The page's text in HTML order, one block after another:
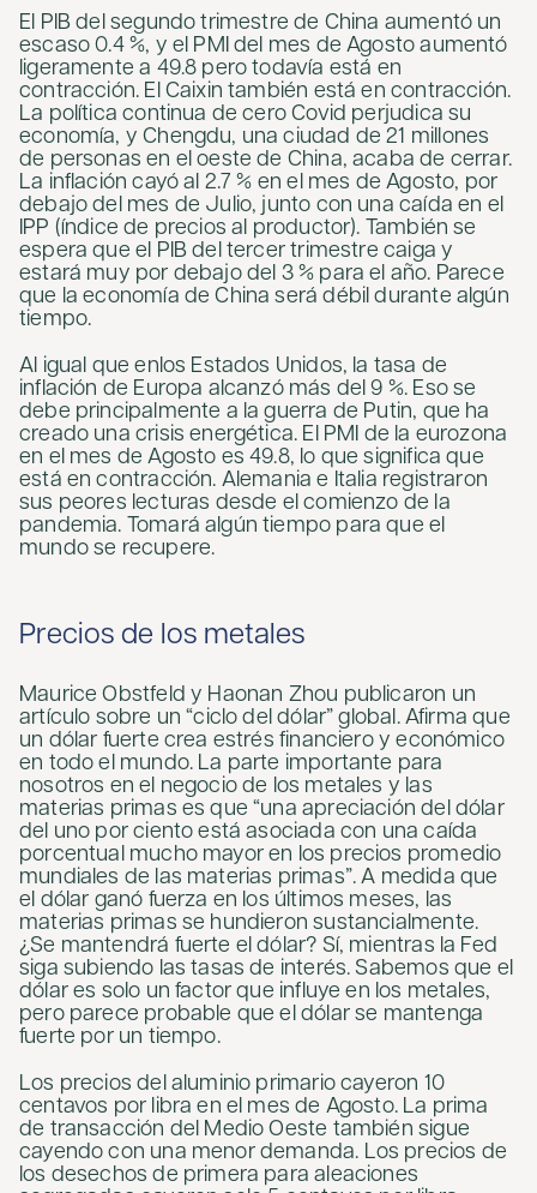
El PIB del segundo trimestre de China aumentó un
escaso 0.4 %, y el PMI del mes de Agosto aumentó
ligeramente a 49.8 pero todavía está en
contracción. El Caixin también está en contracción.
La política continua de cero Covid perjudica su
economía, y Chengdu, una ciudad de 21 millones
de personas en el oeste de China, acaba de cerrar.
La inflación cayó al 2.7 % en el mes de Agosto, por
debajo del mes de Julio, junto con una caída en el
IPP (índice de precios al productor). También se
espera que el PIB del tercer trimestre caiga y
estará muy por debajo del 3 % para el año. Parece
que la economía de China será débil durante algún
tiempo.
Al igual que enlos Estados Unidos, la tasa de
inflación de Europa alcanzó más del 9 %. Eso se
debe principalmente a la guerra de Putin, que ha
creado una crisis energética. El PMI de la eurozona
en el mes de Agosto es 49.8, lo que significa que
está en contracción. Alemania e Italia registraron
sus peores lecturas desde el comienzo de la
pandemia. Tomará algún tiempo para que el
mundo se recupere.
Precios de los metales
Maurice Obstfeld y Haonan Zhou publicaron un
artículo sobre un “ciclo del dólar” global. Afirma que
un dólar fuerte crea estrés financiero y económico
en todo el mundo. La parte importante para
nosotros en el negocio de los metales y las
materias primas es que “una apreciación del dólar
del uno por ciento está asociada con una caída
porcentual mucho mayor en los precios promedio
mundiales de las materias primas”. A medida que
el dólar ganó fuerza en los últimos meses, las
materias primas se hundieron sustancialmente.
¿Se mantendrá fuerte el dólar? Sí, mientras la Fed
siga subiendo las tasas de interés. Sabemos que el
dólar es solo un factor que influye en los metales,
pero parece probable que el dólar se mantenga
fuerte por un tiempo.
Los precios del aluminio primario cayeron 10
centavos por libra en el mes de Agosto. La prima
de transacción del Medio Oeste también sigue
cayendo con una menor demanda. Los precios de
los desechos de primera para aleaciones